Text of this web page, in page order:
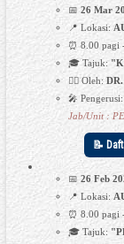
📅 26 Mar
📍 Lokasi:
⏰ 8.00 pagi
🎓 Tajuk:
👩‍⚕️ Oleh:
🎤
Jab/Unit :
📝
📅 26 Feb
📍 Lokasi:
⏰ 8.00 pagi
🎓 Tajuk: